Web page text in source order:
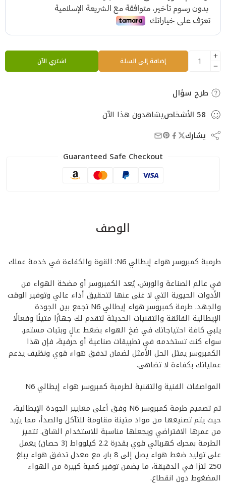
إضافة إلى السلة اشتري الآن
طرح سؤال
58 الأشخاصيشاهدون هذا الآن
يشارك
Guaranteed Safe Checkout
الوصف
طرمبة كمبروسر هواء إيطالي N6: القوة والكفاءة في خدمة عملك
في عالم الصناعة والورش، يُعد الكمبروسر أو مضخة الهواء من
الأدوات الحيوية التي لا غنى عنها لتحقيق أداء عالي وتوفير الوقت
والجهد. طرمة كمبروسر هواء إيطالي N6 تجمع بين الجودة
الإيطالية الفائقة والتقنيات الحديثة لتقدم لك جهازًا متينًا وفعالًا
يلبي كافة احتياجاتك في ضخ الهواء بضغط عالٍ وبثبات مستمر.
سواء كنت تستخدمه في تطبيقات صناعية أو حرفية، فإن هذا
الكمبروسر يمثل الحل الأمثل لضمان تدفق هواء قوي ونظيف يدعم
عملياتك بكفاءة لا تضاهى.
المواصفات الفنية والتقنية لطرمبة كمبروسر هواء إيطالي N6
تم تصميم طرمة كمبروسر N6 وفق أعلى معايير الجودة الإيطالية،
حيث يتم تصنيعها من مواد متينة مقاومة للتآكل والصدأ، مما يزيد
من عمرها الافتراضي ويجعلها مناسبة للاستخدام الشاق. تتميز
الطرمة بمحرك كهربائي قوي بقدرة 2.2 كيلوواط (3 حصان) يعمل
على توليد ضغط هواء يصل إلى 8 بار، مع معدل تدفق هواء يبلغ
250 لترًا في الدقيقة، ما يضمن توفير كمية كبيرة من الهواء
المضغوط دون انقطاع.